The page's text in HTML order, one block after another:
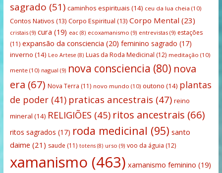
sagrado (51) caminhos espirituais (14) ceu da lua cheia (10)
Contos Nativos (13) Corpo Espiritual (13) Corpo Mental (23)
cristais(9) cura (19) eac(8) ecoxamanismo (9) entrevistas(9) estações
(11) expansão da consciencia (20) feminino sagrado (17)
inverno (14) Leo Artese (8) Luas da Roda Medicinal (12) meditação (10)
mente(10) nagual (9) nova consciencia (80) nova
era (67) Nova Terra (11) novo mundo (10) outono (14) plantas
de poder(41) praticas ancestrais (47) reino
mineral (14) RELIGIÕES (45) ritos ancestrais (66)
ritos sagrados (17) roda medicinal (95) santo
daime (21) saude (11) totens(8) urso (9) voo da águia (12)
xamanismo (463) xamanismo feminino (19)